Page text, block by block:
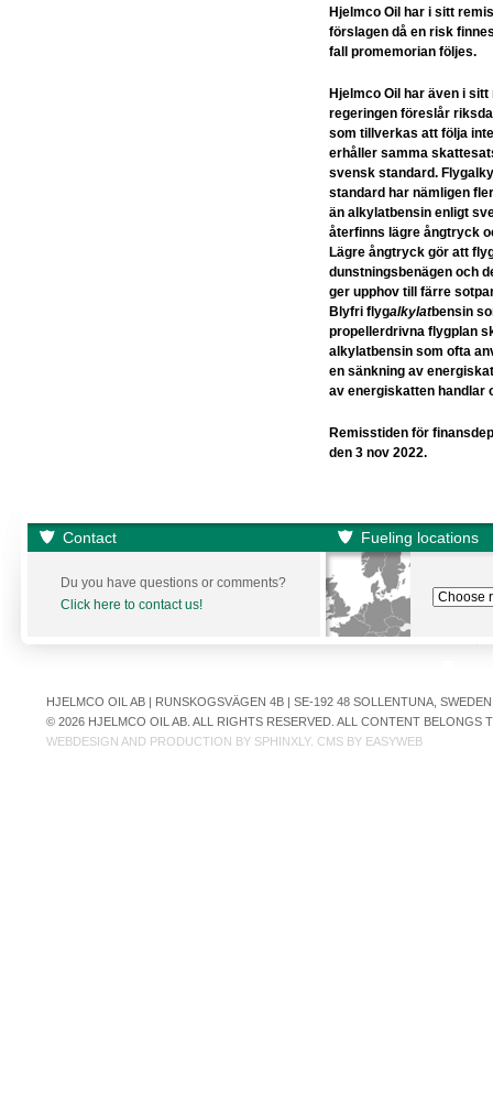
Hjelmco Oil har i sitt
förslagen då en risk
fall promemorian följes.
Hjelmco Oil har även i
regeringen föreslår
som tillverkas att följa
erhåller samma
svensk standard.
standard har nämligen
än alkylatbensin enligt
återfinns lägre ångtryck
Lägre ångtryck gör att
dunstningsbenägen och
ger upphov till färre
Blyfri flygalkylatbensin
propellerdrivna flygplan
alkylatbensin som ofta
en sänkning av
av energiskatten handlar
Remisstiden för
den 3 nov 2022.
Contact Fueling locations
Du you have questions or comments?
Click here to contact us!
HJELMCO OIL AB | RUNSKOGSVÄGEN 4B | SE-192 48 SOLLENTUNA,
© 2026 HJELMCO OIL AB. ALL RIGHTS RESERVED. ALL CONTENT
WEBDESIGN AND PRODUCTION BY SPHINXLY. CMS BY EASYWEB